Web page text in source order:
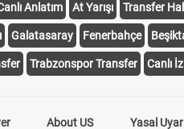
Anlatım At Yarışı Transfer
Galatasaray Fenerbahçe
Trabzonspor Transfer Canlı
About US Yasal